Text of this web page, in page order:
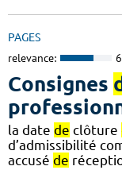
PAGES
relevance:
Consignes
la date de clôture
d’admissibilité
accusé de